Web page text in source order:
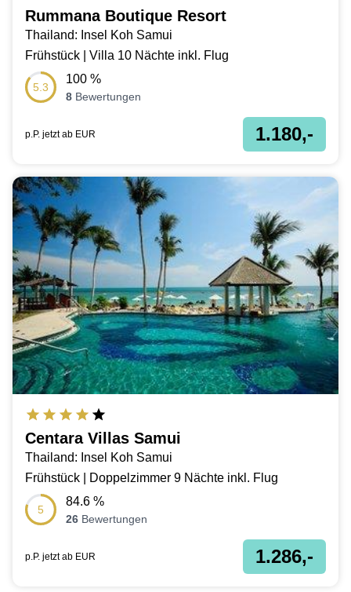
Rummana Boutique Resort
Thailand: Insel Koh Samui
Frühstück | Villa 10 Nächte inkl. Flug
5.3
100 %
8 Bewertungen
p.P. jetzt ab EUR 1.180,-
Centara Villas Samui
Thailand: Insel Koh Samui
Frühstück | Doppelzimmer 9 Nächte inkl. Flug
5
84.6 %
26 Bewertungen
p.P. jetzt ab EUR 1.286,-